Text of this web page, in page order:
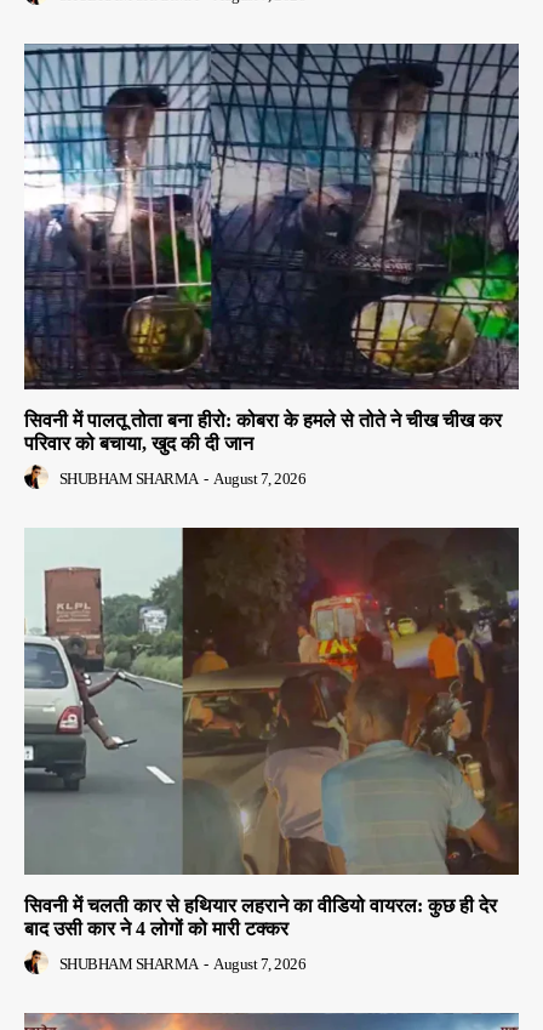
सिवनी में पालतू तोता बना हीरो: कोबरा के हमले से तोते ने चीख चीख कर
परिवार को बचाया, खुद की दी जान
SHUBHAM SHARMA - August 7, 2026
सिवनी में चलती कार से हथियार लहराने का वीडियो वायरल: कुछ ही देर
बाद उसी कार ने 4 लोगों को मारी टक्कर
SHUBHAM SHARMA - August 7, 2026